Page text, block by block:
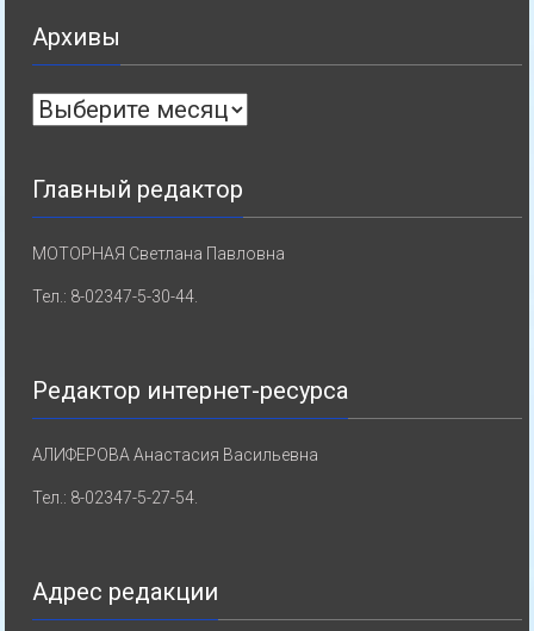
Архивы
Архивы
Главный редактор
МОТОРНАЯ Светлана Павловна
Тел.: 8-02347-5-30-44.
Редактор интернет-ресурса
АЛИФЕРОВА Анастасия Васильевна
Тел.: 8-02347-5-27-54.
Адрес редакции